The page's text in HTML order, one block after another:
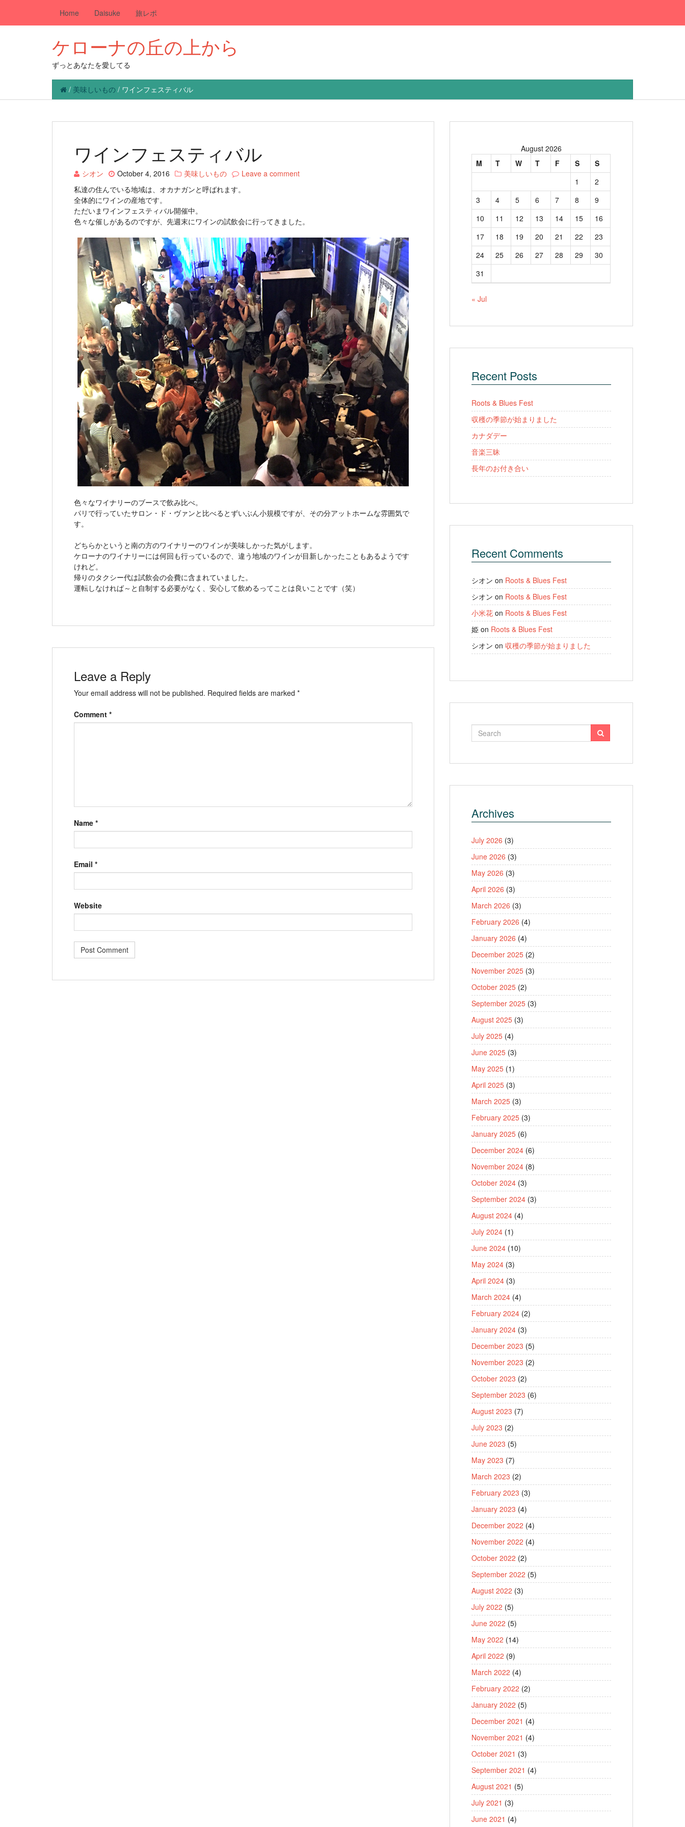
Home Daisuke 旅レポ
ケローナの丘の上から
ずっとあなたを愛してる
/ 美味しいもの / ワインフェスティバル
ワインフェスティバル
シオン October 4, 2016 美味しいもの
Leave a comment
私達の住んでいる地域は、オカナガンと呼ばれます。
全体的にワインの産地です。
ただいまワインフェスティバル開催中。
色々な催しがあるのですが、先週末にワインの試飲会に行ってきました。
色々なワイナリーのブースで飲み比べ。
パリで行っていたサロン・ド・ヴァンと比べるとずいぶん小規模ですが、その分アットホームな雰囲気で
す。
どちらかというと南の方のワイナリーのワインが美味しかった気がします。
ケローナのワイナリーには何回も行っているので、違う地域のワインが目新しかったこともあるようです
けれど。
帰りのタクシー代は試飲会の会費に含まれていました。
運転しなければ～と自制する必要がなく、安心して飲めるってことは良いことです（笑）
Leave a Reply
Your email address will not be published. Required fields are marked *
Comment *
Name *
Email *
Website
August 2026
M
T W T F S
S
1
2
3
4 5 6 7 8
9
10
11 12 13 14 15
16
17
18 19 20 21 22
23
24
25 26 27 28 29
30
31
« Jul
Recent Posts
Roots & Blues Fest
収穫の季節が始まりました
カナダデー
音楽三昧
長年のお付き合い
Recent Comments
シオン on Roots & Blues Fest
シオン on Roots & Blues Fest
小米花 on Roots & Blues Fest
姫 on Roots & Blues Fest
シオン on 収穫の季節が始まりました
Archives
July 2026 (3)
June 2026 (3)
May 2026 (3)
April 2026 (3)
March 2026 (3)
February 2026 (4)
January 2026 (4)
December 2025 (2)
November 2025 (3)
October 2025 (2)
September 2025 (3)
August 2025 (3)
July 2025 (4)
June 2025 (3)
May 2025 (1)
April 2025 (3)
March 2025 (3)
February 2025 (3)
January 2025 (6)
December 2024 (6)
November 2024 (8)
October 2024 (3)
September 2024 (3)
August 2024 (4)
July 2024 (1)
June 2024 (10)
May 2024 (3)
April 2024 (3)
March 2024 (4)
February 2024 (2)
January 2024 (3)
December 2023 (5)
November 2023 (2)
October 2023 (2)
September 2023 (6)
August 2023 (7)
July 2023 (2)
June 2023 (5)
May 2023 (7)
March 2023 (2)
February 2023 (3)
January 2023 (4)
December 2022 (4)
November 2022 (4)
October 2022 (2)
September 2022 (5)
August 2022 (3)
July 2022 (5)
June 2022 (5)
May 2022 (14)
April 2022 (9)
March 2022 (4)
February 2022 (2)
January 2022 (5)
December 2021 (4)
November 2021 (4)
October 2021 (3)
September 2021 (4)
August 2021 (5)
July 2021 (3)
June 2021 (4)